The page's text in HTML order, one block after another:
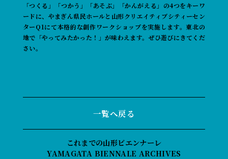
「つくる」「つかう」「あそぶ」「かんがえる」の4つをキーワ
ードに、やまぎん県民ホールと山形クリエイティブシティーセン
ターQ1にて本格的な創作ワークショップを実施します。東北の
地で「やってみたかった！」が味わえます。ぜひ遊びにきてくだ
さい。
一覧へ戻る
これまでの山形ビエンナーレ
YAMAGATA BIENNALE ARCHIVES